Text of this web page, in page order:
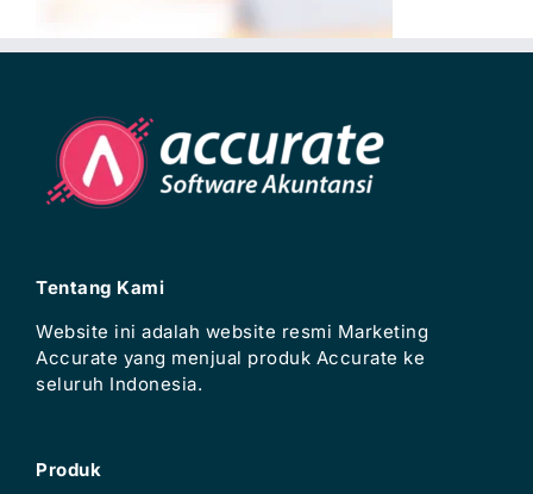
Tentang Kami
Website ini adalah website resmi Marketing
Accurate yang menjual produk Accurate ke
seluruh Indonesia.
Produk